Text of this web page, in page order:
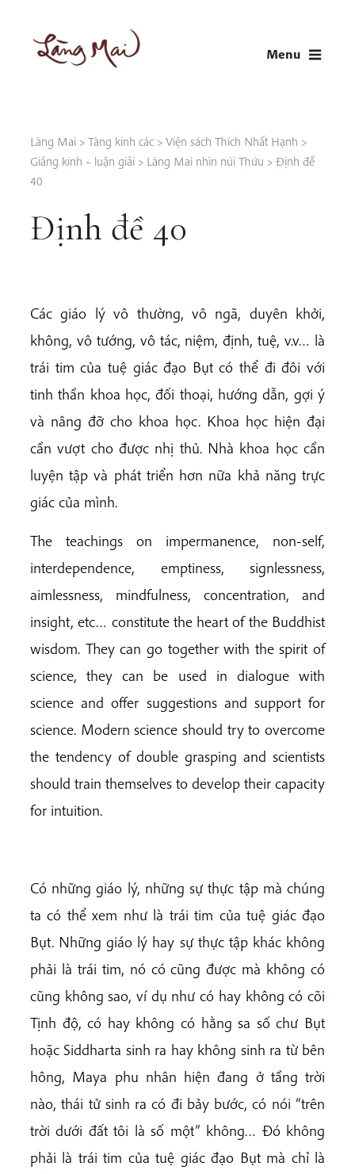
content
Menu
Làng Mai > Tàng kinh các > Viện sách Thích Nhất Hạnh >
Giảng kinh – luận giải > Làng Mai nhìn núi Thứu > Định đề
40
Định đề 40
Các giáo lý vô thường, vô ngã, duyên khởi,
không, vô tướng, vô tác, niệm, định, tuệ, v.v… là
trái tim của tuệ giác đạo Bụt có thể đi đôi với
tinh thần khoa học, đối thoại, hướng dẫn, gợi ý
và nâng đỡ cho khoa học. Khoa học hiện đại
cần vượt cho được nhị thủ. Nhà khoa học cần
luyện tập và phát triển hơn nữa khả năng trực
giác của mình.
The teachings on impermanence, non-self,
interdependence, emptiness, signlessness,
aimlessness, mindfulness, concentration, and
insight, etc… constitute the heart of the Buddhist
wisdom. They can go together with the spirit of
science, they can be used in dialogue with
science and offer suggestions and support for
science. Modern science should try to overcome
the tendency of double grasping and scientists
should train themselves to develop their capacity
for intuition.
Có những giáo lý, những sự thực tập mà chúng
ta có thể xem như là trái tim của tuệ giác đạo
Bụt. Những giáo lý hay sự thực tập khác không
phải là trái tim, nó có cũng được mà không có
cũng không sao, ví dụ như có hay không có cõi
Tịnh độ, có hay không có hằng sa số chư Bụt
hoặc Siddharta sinh ra hay không sinh ra từ bên
hông, Maya phu nhân hiện đang ở tầng trời
nào, thái tử sinh ra có đi bảy bước, có nói “trên
trời dưới đất tôi là số một” không… Đó không
phải là trái tim của tuệ giác đạo Bụt mà chỉ là